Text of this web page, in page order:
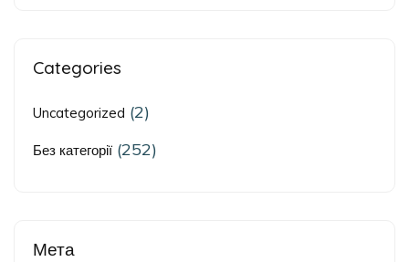
Categories
Uncategorized (2)
Без категорії (252)
Мета